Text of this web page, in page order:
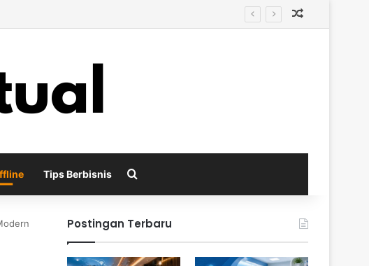
di Tengah Persaingan
Tips Berbisnis Search for
Postingan Terbaru